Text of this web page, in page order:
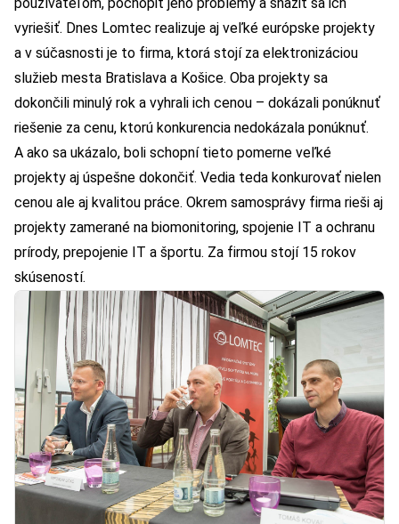
používateľom, pochopiť jeho problémy a snažiť sa ich
vyriešiť. Dnes Lomtec realizuje aj veľké európske projekty
a v súčasnosti je to firma, ktorá stojí za elektronizáciou
služieb mesta Bratislava a Košice. Oba projekty sa
dokončili minulý rok a vyhrali ich cenou – dokázali ponúknuť
riešenie za cenu, ktorú konkurencia nedokázala ponúknuť.
A ako sa ukázalo, boli schopní tieto pomerne veľké
projekty aj úspešne dokončiť. Vedia teda konkurovať nielen
cenou ale aj kvalitou práce. Okrem samosprávy firma rieši aj
projekty zamerané na biomonitoring, spojenie IT a ochranu
prírody, prepojenie IT a športu. Za firmou stojí 15 rokov
skúseností.